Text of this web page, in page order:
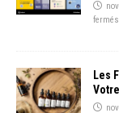
fermés
Les